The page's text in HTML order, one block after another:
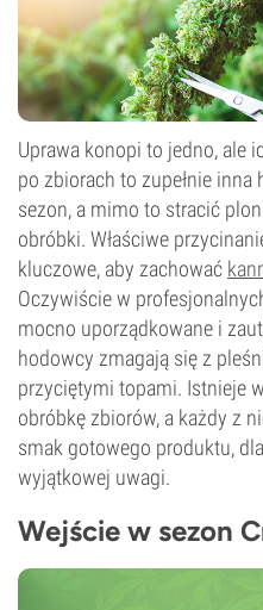
Uprawa konopi to jedno, ale
po zbiorach to zupełnie inna
sezon, a mimo to stracić
obróbki. Właściwe
kluczowe, aby zachować
Oczywiście w
mocno uporządkowane i
hodowcy zmagają się z
przyciętymi topami. Istnieje
obróbkę zbiorów, a każdy z
smak gotowego produktu,
wyjątkowej uwagi.
Wejście w sezon